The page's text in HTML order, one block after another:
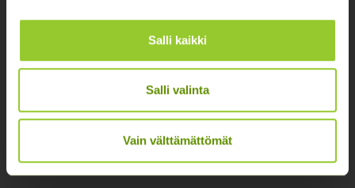
Salli kaikki
Salli valinta
Vain välttämättömät
Kankaanpää.
Noutopiste avoinna sopimuksen mukaan ja arkisin 10-
17.